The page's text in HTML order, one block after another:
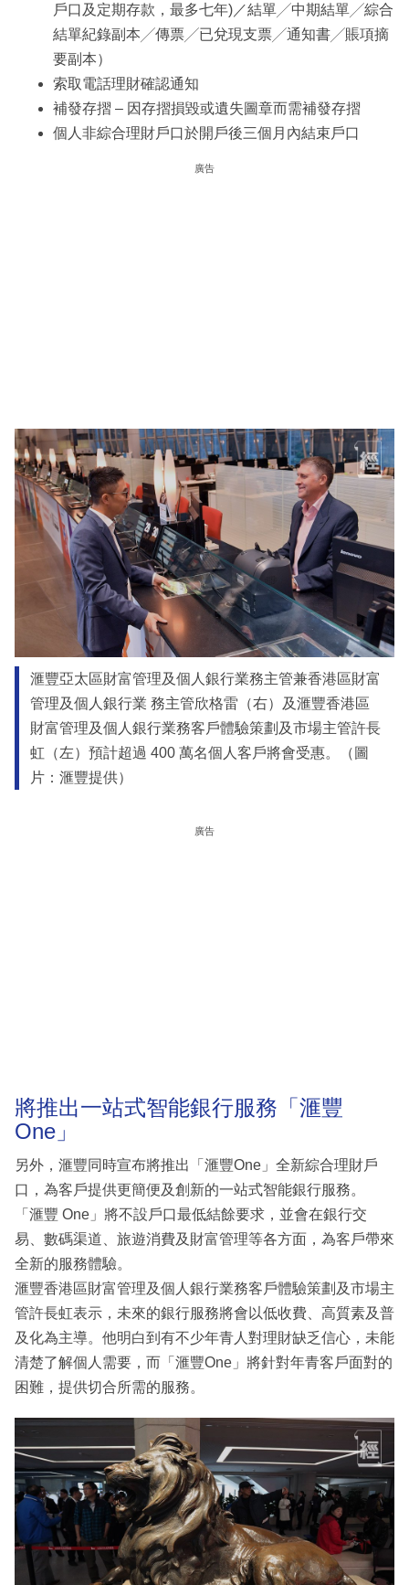
戶口及定期存款，最多七年)／結單╱中期結單╱綜合
結單紀錄副本╱傳票╱已兌現支票╱通知書╱賬項摘
要副本）
索取電話理財確認通知
補發存摺 – 因存摺損毀或遺失圖章而需補發存摺
個人非綜合理財戶口於開戶後三個月內結束戶口
廣告
滙豐亞太區財富管理及個人銀行業務主管兼香港區財富
管理及個人銀行業 務主管欣格雷（右）及滙豐香港區
財富管理及個人銀行業務客戶體驗策劃及市場主管許長
虹（左）預計超過 400 萬名個人客戶將會受惠。（圖
片：滙豐提供）
廣告
將推出一站式智能銀行服務「滙豐
One」
另外，滙豐同時宣布將推出「滙豐One」全新綜合理財戶
口，為客戶提供更簡便及創新的一站式智能銀行服務。
「滙豐 One」將不設戶口最低結餘要求，並會在銀行交
易、數碼渠道、旅遊消費及財富管理等各方面，為客戶帶來
全新的服務體驗。
滙豐香港區財富管理及個人銀行業務客戶體驗策劃及市場主
管許長虹表示，未來的銀行服務將會以低收費、高質素及普
及化為主導。他明白到有不少年青人對理財缺乏信心，未能
清楚了解個人需要，而「滙豐One」將針對年青客戶面對的
困難，提供切合所需的服務。